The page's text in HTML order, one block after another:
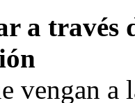
a través
vengan